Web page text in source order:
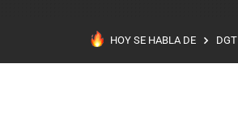
HOY SE HABLA DE DGT